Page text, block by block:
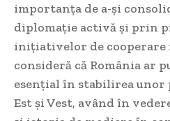
importanța de a-și
diplomație activă și prin
inițiativelor de cooperare
consideră că România ar
esențial în stabilirea
Est și Vest, având în